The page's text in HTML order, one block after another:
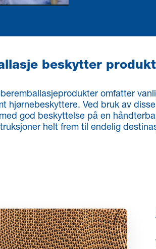
beskytter
omfatter
hjørnebeskyttere. Ved bruk av
god beskyttelse på en
helt frem til endelig